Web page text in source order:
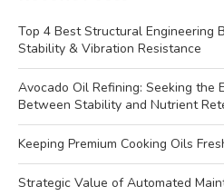
Top 4 Best Structural Engineering
Stability & Vibration Resistance
Avocado Oil Refining: Seeking the
Between Stability and Nutrient
Keeping Premium Cooking Oils
Strategic Value of Automated